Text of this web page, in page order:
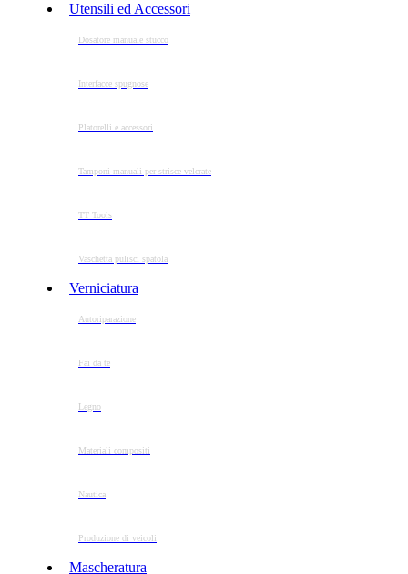
Utensili ed Accessori
Dosatore manuale stucco
Interfacce spugnose
Platorelli e accessori
Tamponi manuali per strisce velcrate
TT Tools
Vaschetta pulisci spatola
Verniciatura
Autoriparazione
Fai da te
Legno
Materiali compositi
Nautica
Produzione di veicoli
Mascheratura